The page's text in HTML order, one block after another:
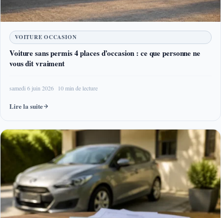
VOITURE OCCASION
Voiture sans permis 4 places d’occasion : ce que personne ne
vous dit vraiment
samedi 6 juin 2026 10 min de lecture
Lire la suite